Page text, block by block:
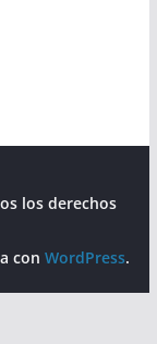
los derechos
con WordPress.